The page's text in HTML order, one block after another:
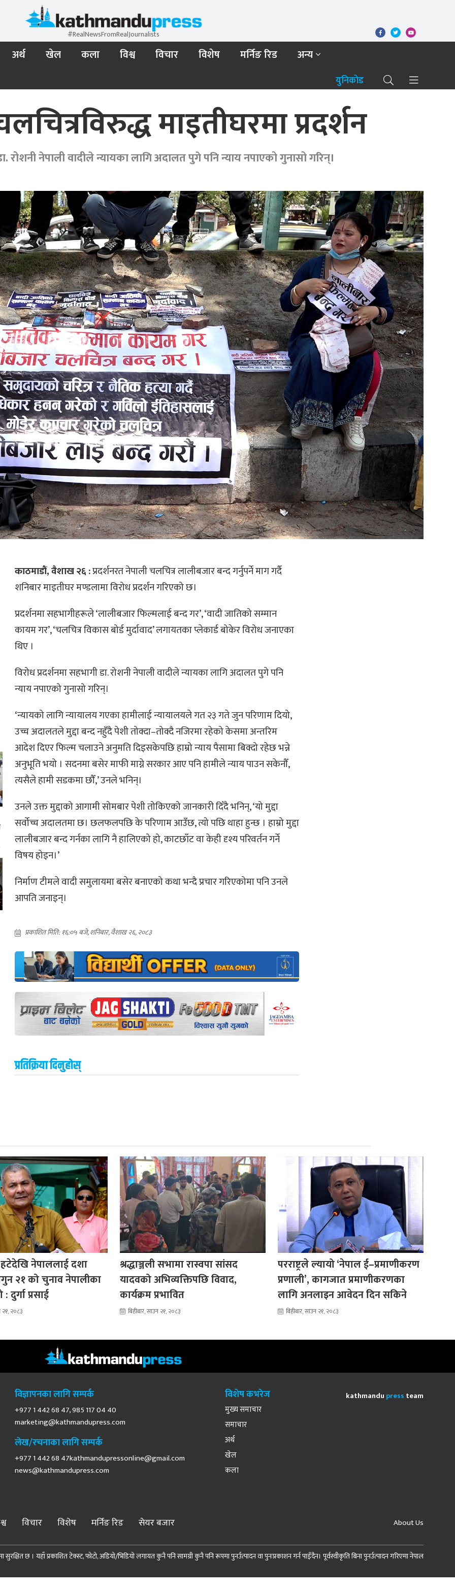
#RealNewsFromRealJournalists
अर्थ खेल कला विश्व विचार विशेष मर्निङ रिड अन्य
युनिकोड
माइतीघरमा प्रदर्शन
रोशनी नेपाली वादीले न्यायका लागि अदालत पुगे पनि न्याय नपाएको गुनासो गरिन्।
काठमाडौं, वैशाख २६ :प्रदर्शनरत नेपाली चलचित्र लालीबजार बन्द गर्नुपर्ने माग गर्दै
शनिबार माइतीघर मण्डलामा विरोध प्रदर्शन गरिएको छ।
प्रदर्शनमा सहभागीहरूले ‘लालीबजार फिल्मलाई बन्द गर’, ‘वादी जातिको सम्मान
कायम गर’, ‘चलचित्र विकास बोर्ड मुर्दावाद’ लगायतका प्लेकार्ड बोकेर विरोध जनाएका
थिए ।
विरोध प्रदर्शनमा सहभागी डा. रोशनी नेपाली वादीले न्यायका लागि अदालत पुगे पनि
न्याय नपाएको गुनासो गरिन्।
‘न्यायको लागि न्यायालय गएका हामीलाई न्यायालयले गत २३ गते जुन परिणाम दियो,
उच्च अदालतले मुद्दा बन्द नहुँदै पेशी तोक्दा–तोक्दै नजिरमा रहेको केसमा अन्तरिम
आदेश दिएर फिल्म चलाउने अनुमति दिइसकेपछि हाम्रो न्याय पैसामा बिक्दो रहेछ भन्ने
अनुभूति भयो । सदनमा बसेर माफी माग्ने सरकार आए पनि हामीले न्याय पाउन सकेनौँ,
त्यसैले हामी सडकमा छौँ,’ उनले भनिन्।
उनले उक्त मुद्दाको आगामी सोमबार पेशी तोकिएको जानकारी दिँदै भनिन्, ‘यो मुद्दा
सर्वोच्च अदालतमा छ। छलफलपछि के परिणाम आउँछ, त्यो पछि थाहा हुन्छ । हाम्रो मुद्दा
लालीबजार बन्द गर्नका लागि नै हालिएको हो, काटछाँट वा केही दृश्य परिवर्तन गर्ने
विषय होइन।’
निर्माण टीमले वादी समुलायमा बसेर बनाएको कथा भन्दै प्रचार गरिएकोमा पनि उनले
आपति जनाइन्।
प्रकाशित मिति: १६:०५ बजे, शनिबार, वैशाख २६, २०८३
प्रतिक्रिया दिनुहोस्
नेपाललाई दशा
२१ को चुनाव नेपालीका
दुर्गा प्रसाई
२१, २०८३
श्रद्धाञ्जली सभामा रास्वपा सांसद
यादवको अभिव्यक्तिपछि विवाद,
कार्यक्रम प्रभावित
बिहीबार, साउन २१, २०८३
परराष्ट्रले ल्यायो ‘नेपाल ई–प्रमाणीकरण
प्रणाली’, कागजात प्रमाणीकरणका
लागि अनलाइन आवेदन दिन सकिने
बिहीबार, साउन २१, २०८३
विज्ञापनका लागि सम्पर्क
+977 1 442 68 47, 985 117 04 40
marketing@kathmandupress.com
लेख/रचनाका लागि सम्पर्क
+977 1 442 68 47kathmandupressonline@gmail.com
news@kathmandupress.com
विशेष कभरेज
मुख्य समाचार
समाचार
अर्थ
खेल
कला
kathmandu press team
विचार विशेष मर्निङ रिड सेयर बजार About Us
सुरक्षित छ । यहाँ प्रकाशित टेक्स्ट, फोटो, अडियो/भिडियो लगायत कुनै पनि सामग्री कुनै पनि रूपमा पुनर्उत्पादन वा पुनःप्रकाशन गर्न पाइँदैन। पूर्वस्वीकृति बिना पुनर्उत्पादन गरिएमा नेपाल